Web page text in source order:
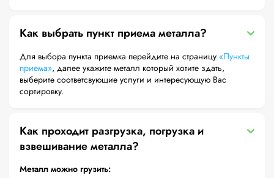
Как выбрать пункт приема металла?
Для выбора пункта приемка перейдите на страницу «Пункты
приема», далее укажите металл который хотите здать,
выберите соответсвующие услуги и интересующую Вас
сортировку.
Как проходит разгрузка, погрузка и
взвешивание металла?
Металл можно грузить: